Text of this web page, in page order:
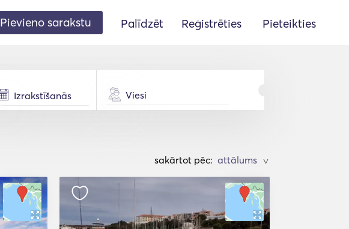
Pievieno sarakstu Palīdzēt Reģistrēties Pieteikties
Viesi
sakārtot pēc: >